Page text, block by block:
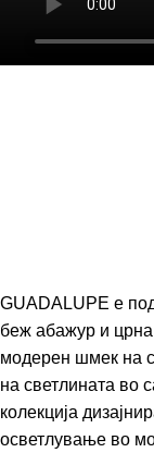
GUADALUPE е
беж абажур и црна
модерен шмек на
на светлината во
колекција
осветлување во